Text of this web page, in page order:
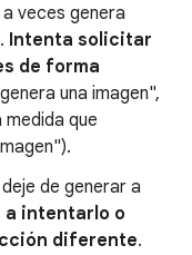
veces genera
Intenta solicitar
de forma
una imagen",
que
de generar a
a intentarlo o
diferente.